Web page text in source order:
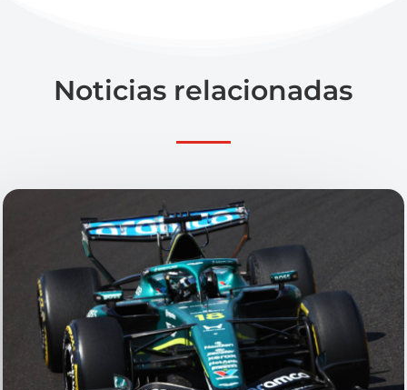
Noticias relacionadas